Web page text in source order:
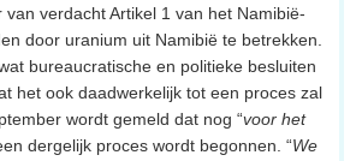
van verdacht Artikel 1 van het Namibië-
door uranium uit Namibië te betrekken.
bureaucratische en politieke besluiten
het ook daadwerkelijk tot een proces zal
wordt gemeld dat nog “voor het
dergelijk proces wordt begonnen. “We